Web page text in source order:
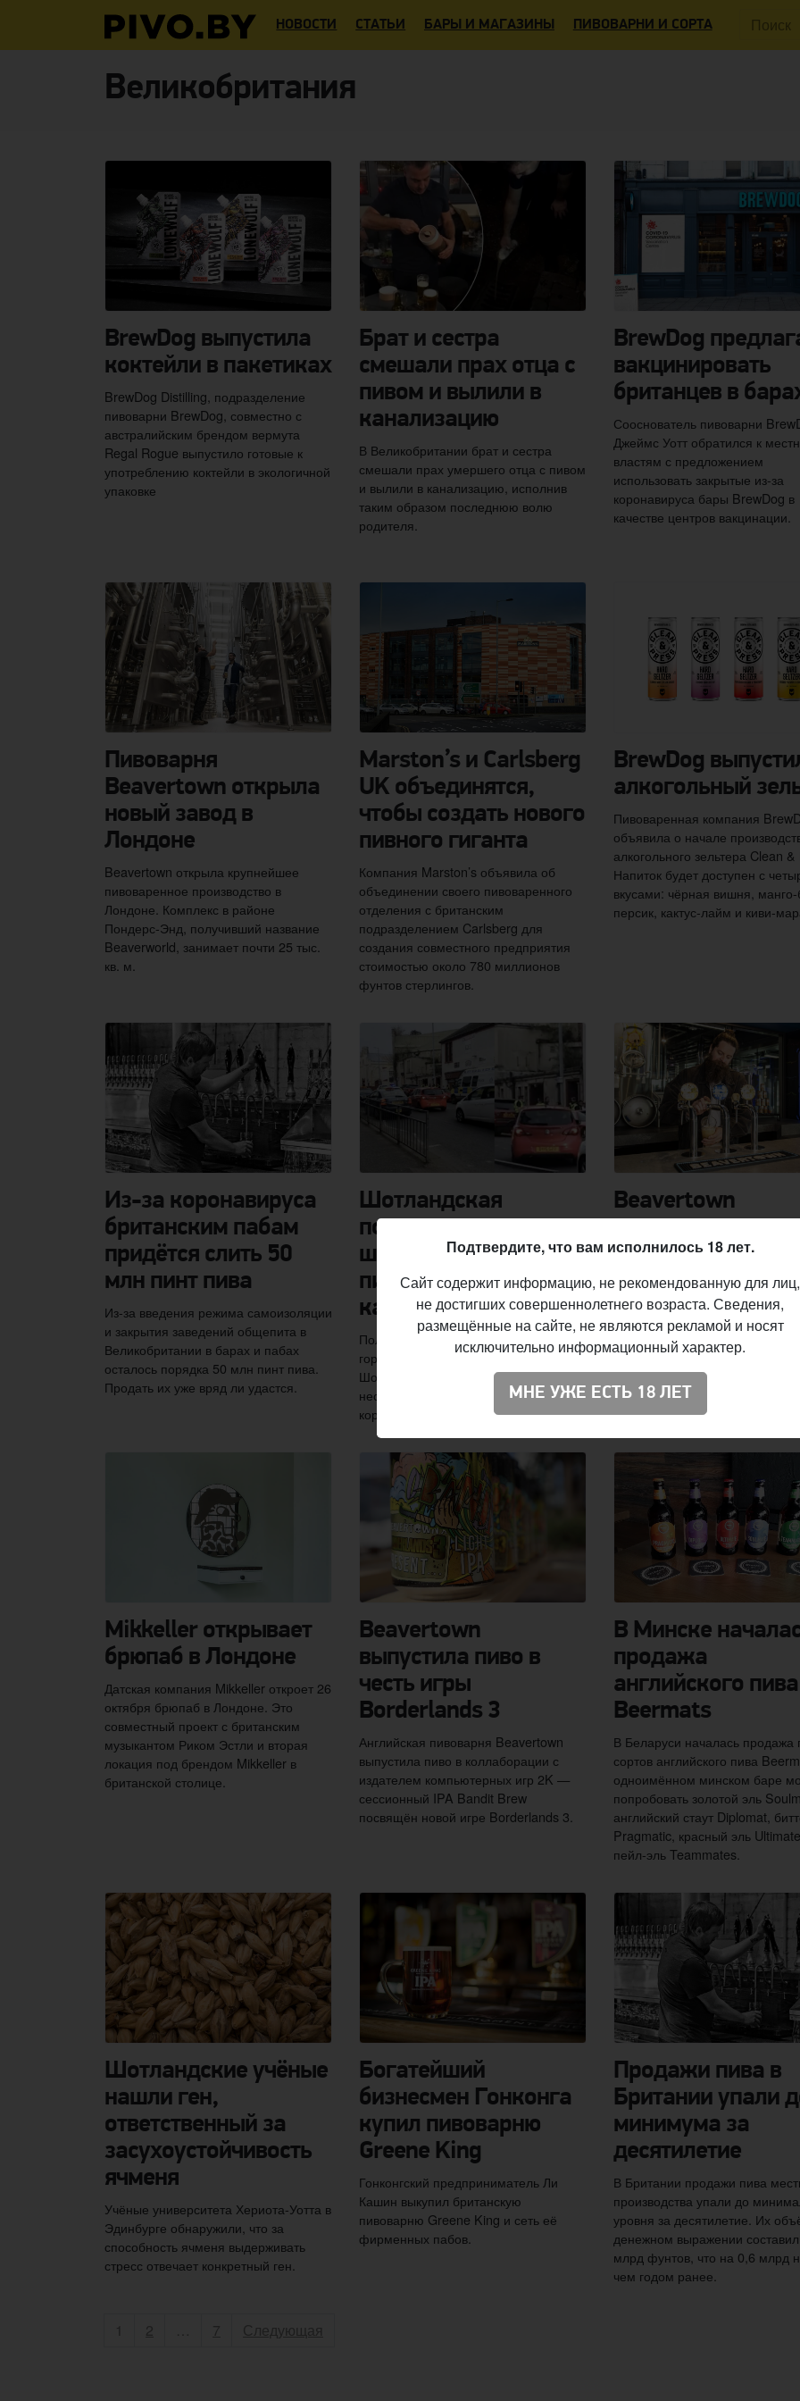
Поиск:
НОВОСТИ СТАТЬИ БАРЫ И МАГАЗИНЫ ПИВОВАРНИ И СОРТА
Великобритания
BrewDog выпустила
коктейли в пакетиках
BrewDog Distilling, подразделение
пивоварни BrewDog, совместно с
австралийским брендом вермута
Regal Rogue выпустило готовые к
употреблению коктейли в экологичной
упаковке
Брат и сестра
смешали прах отца с
пивом и вылили в
канализацию
В Великобритании брат и сестра
смешали прах умершего отца с пивом
и вылили в канализацию, исполнив
таким образом последнюю волю
родителя.
BrewDog
вакцинировать
британцев в
Сооснователь пивоварни
Джеймс Уотт обратился к
властям с предложением
использовать закрытые из-за
коронавируса бары BrewDog в
качестве центров вакцинации.
Пивоварня
Beavertown открыла
новый завод в
Лондоне
Beavertown открыла крупнейшее
пивоваренное производство в
Лондоне. Комплекс в районе
Пондерс-Энд, получивший название
Beaverworld, занимает почти 25 тыс.
кв. м.
Marston’s и Carlsberg
UK объединятся,
чтобы создать нового
пивного гиганта
Компания Marston’s объявила об
объединении своего пивоваренного
отделения с британским
подразделением Carlsberg для
создания совместного предприятия
стоимостью около 780 миллионов
фунтов стерлингов.
BrewDog
алкогольный
Пивоваренная компания
объявила о начале
алкогольного зельтера Clean &
Напиток будет доступен с
вкусами: чёрная вишня,
персик, кактус-лайм и киви-
Из-за коронавируса
британским пабам
придётся слить 50
млн пинт пива
Из-за введения режима самоизоляции
и закрытия заведений общепита в
Великобритании в барах и пабах
осталось порядка 50 млн пинт пива.
Продать их уже вряд ли удастся.
Шотландская
полиция взяла
штурмом паб, где
пили пиво во время
карантина
Полиция штурмом взяла паб Cheers в
городке Гринок на востоке
Шотландии, который работал
несмотря на карантин из-за
коронавируса.
Beavertown
футбольного клуба
«Тоттенхэм»
Футбольный клуб «Тоттенхэм
Хотспур» совместно с
Beavertown представил
сорт пива. Напиток будет
продаваться исключительно на
Mikkeller открывает
брюпаб в Лондоне
Датская компания Mikkeller откроет 26
октября брюпаб в Лондоне. Это
совместный проект с британским
музыкантом Риком Эстли и вторая
локация под брендом Mikkeller в
британской столице.
Beavertown
выпустила пиво в
честь игры
Borderlands 3
Английская пивоварня Beavertown
выпустила пиво в коллаборации с
издателем компьютерных игр 2K —
сессионный IPA Bandit Brew
посвящён новой игре Borderlands 3.
В Минске
продажа
английского пива
Beermats
В Беларуси началась продажа
сортов английского пива
одноимённом минском баре
попробовать золотой эль
английский стаут Diplomat,
Pragmatic, красный эль
пейл-эль Teammates.
Шотландские учёные
нашли ген,
ответственный за
засухоустойчивость
ячменя
Учёные университета Хериота-Уотта в
Эдинбурге обнаружили, что за
способность ячменя выдерживать
стресс отвечает конкретный ген.
Богатейший
бизнесмен Гонконга
купил пивоварню
Greene King
Гонконгский предприниматель Ли
Кашин выкупил британскую
пивоварню Greene King и сеть её
фирменных пабов.
Продажи пива в
Британии упали
минимума за
десятилетие
В Британии продажи пива
производства упали до
уровня за десятилетие. Их
денежном выражении
млрд фунтов, что на 0,6 млрд
чем годом ранее.
Подтвердите, что вам исполнилось 18 лет.
Сайт содержит информацию, не рекомендованную для лиц,
не достигших совершеннолетнего возраста. Сведения,
размещённые на сайте, не являются рекламой и носят
исключительно информационный характер.
МНЕ УЖЕ ЕСТЬ 18 ЛЕТ